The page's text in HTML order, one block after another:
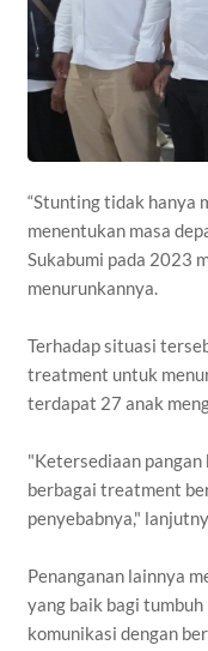
“Stunting tidak hanya
menentukan masa
Sukabumi pada 2023
menurunkannya.
Terhadap situasi
treatment untuk
terdapat 27 anak
"Ketersediaan
berbagai treatment
penyebabnya,"
Penanganan lainnya
yang baik bagi
komunikasi dengan